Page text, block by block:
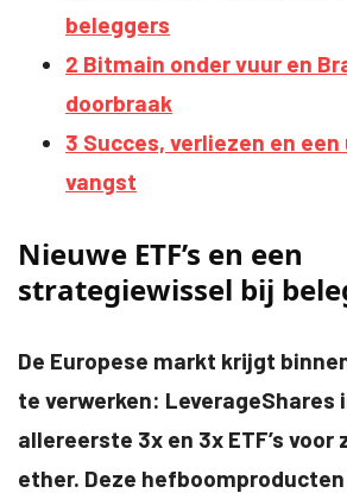
beleggers
2 Bitmain onder vuur en
doorbraak
3 Succes, verliezen en
vangst
Nieuwe ETF’s en een
strategiewissel bij
De Europese markt krijgt
te verwerken: LeverageShares
allereerste 3x en 3x ETF’s voor
ether. Deze